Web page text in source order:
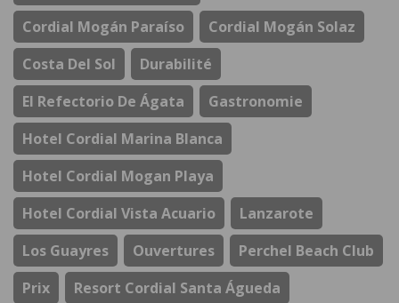
Cordial Mogán Paraíso
Cordial Mogán Solaz
Costa Del Sol
Durabilité
El Refectorio De Ágata
Gastronomie
Hotel Cordial Marina Blanca
Hotel Cordial Mogan Playa
Hotel Cordial Vista Acuario
Lanzarote
Los Guayres
Ouvertures
Perchel Beach Club
Prix
Resort Cordial Santa Águeda